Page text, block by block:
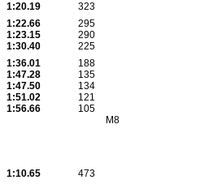
1:20.19 323
1:22.66
295
1:23.15
290
1:30.40
225
1:36.01
188
1:47.28
135
1:47.50
134
1:51.02
121
1:56.66
105
M8
1:10.65 473